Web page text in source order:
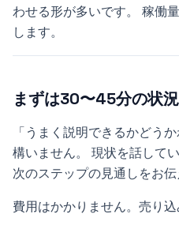
わせる形が多いです。 稼働
します。
まずは30〜45分の状
「うまく説明できるかどう
構いません。 現状を話して
次のステップの見通しをお伝
費用はかかりません。売り込